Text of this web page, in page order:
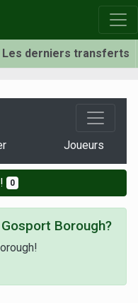
Les derniers transferts
Joueurs
0
Borough?